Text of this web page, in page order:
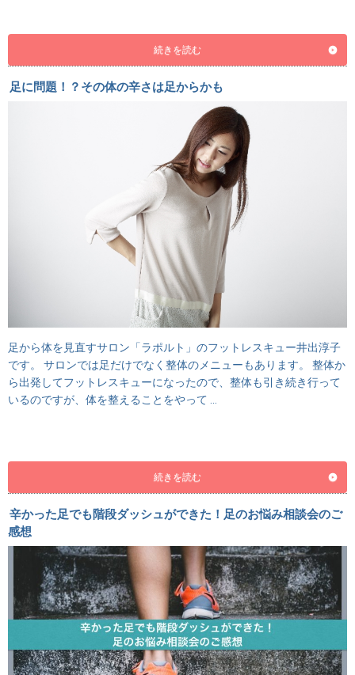
続きを読む
足に問題！？その体の辛さは足からかも
足から体を見直すサロン「ラポルト」のフットレスキュー井出淳子
です。 サロンでは足だけでなく整体のメニューもあります。 整体か
ら出発してフットレスキューになったので、整体も引き続き行って
いるのですが、体を整えることをやって …
続きを読む
辛かった足でも階段ダッシュができた！足のお悩み相談会のご
感想